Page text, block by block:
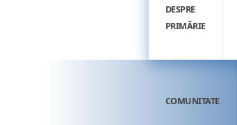
DESPRE
PRIMĂRIE
COMUNITATE